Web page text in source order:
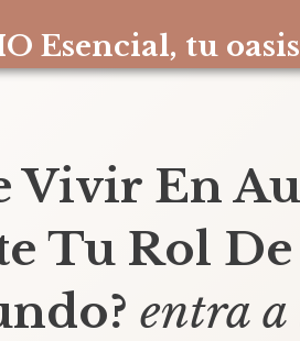
Esencial, tu
Vivir En
Tu Rol
entra a